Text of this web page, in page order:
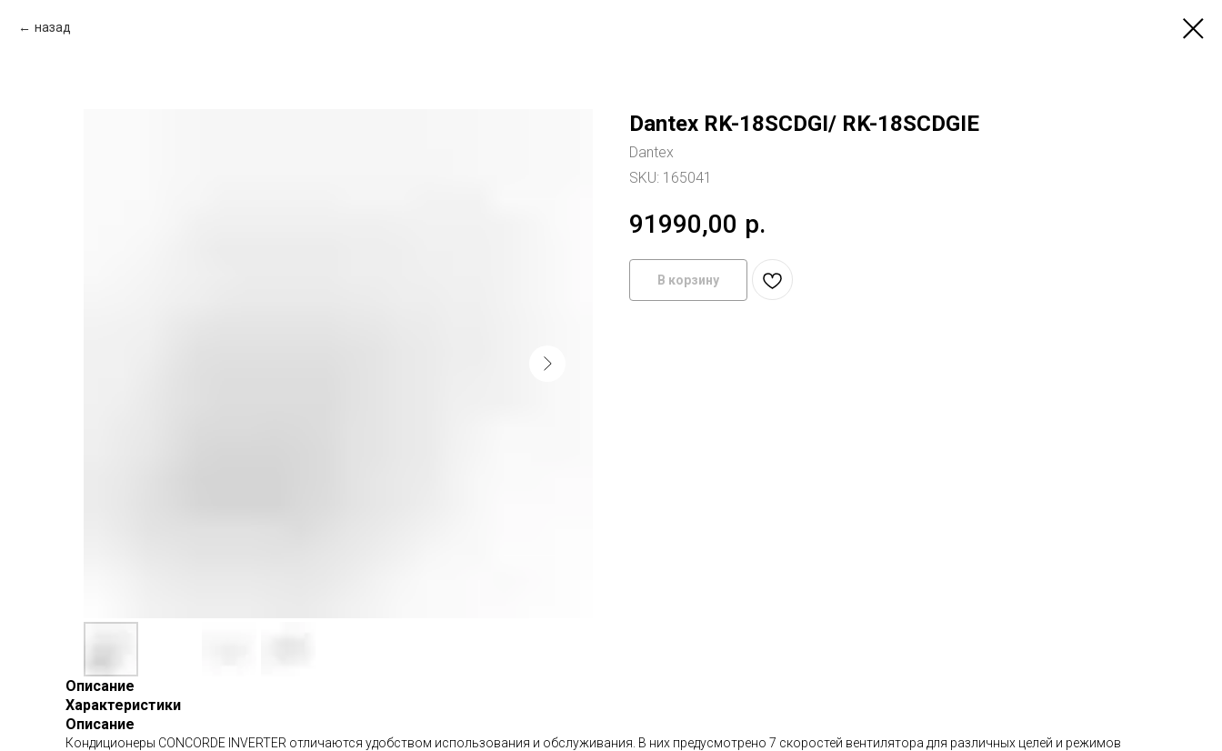
назад
Dantex RK-18SCDGI/ RK-18SCDGIE
Dantex
SKU: 165041
91990,00 р.
В корзину
Описание
Характеристики
Описание
Кондиционеры CONCORDE INVERTER отличаются удобством использования и обслуживания. В них предусмотрено 7 скоростей вентилятора для различных целей и режимов